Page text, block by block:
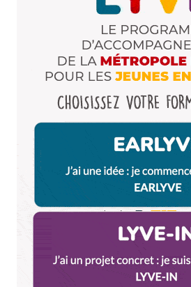
Enregistrer mon nom, mon e-mail
Et bim !